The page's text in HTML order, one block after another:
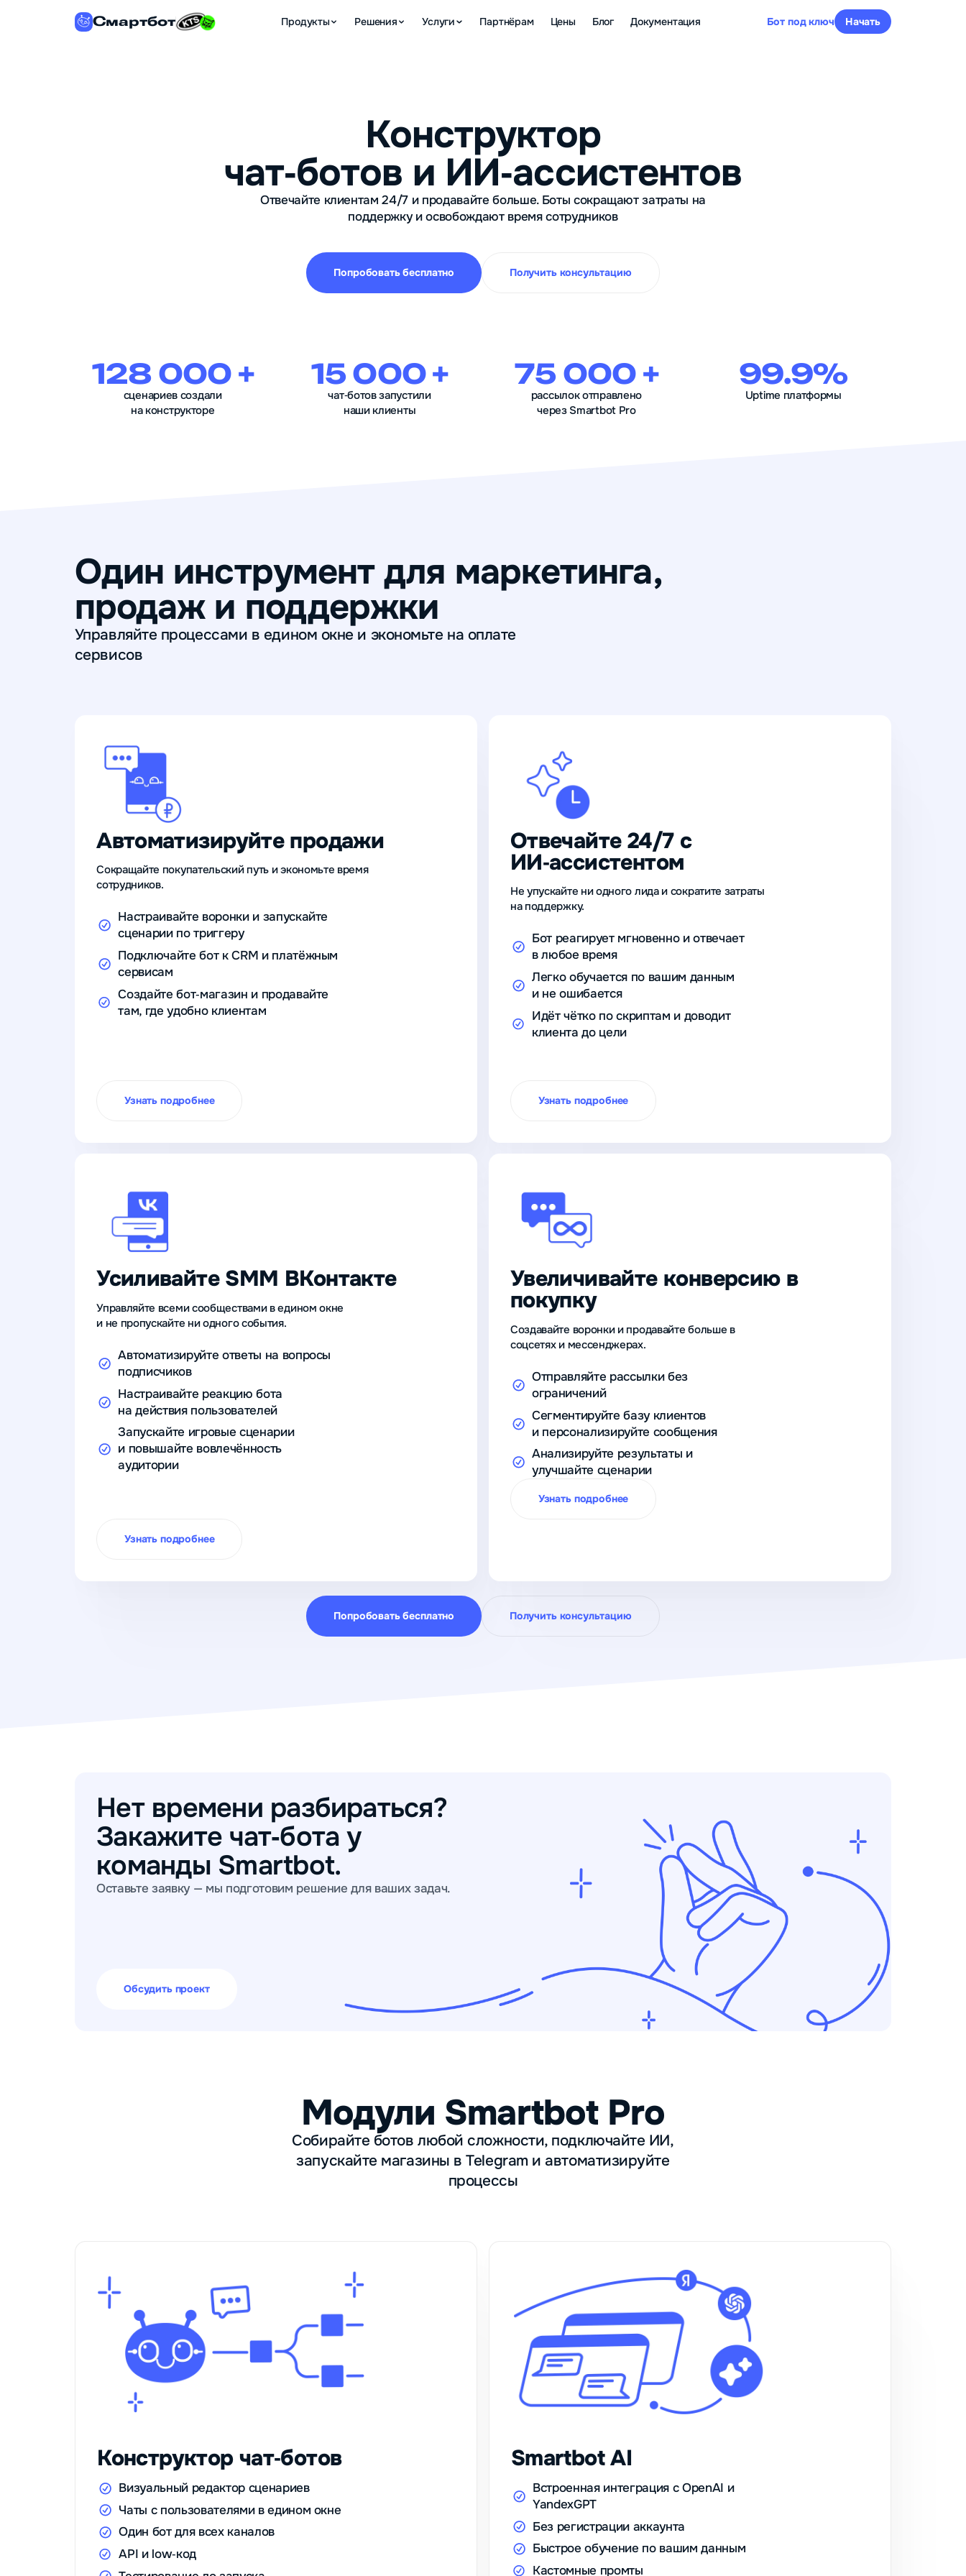
Смартбот Продукты Решения Услуги Партнёрам Цены Блог Документация Бот под ключ Начать
Конструктор
чат‑ботов и ИИ‑ассистентов
Отвечайте клиентам 24/7 и продавайте больше. Боты сокращают затраты на
поддержку и освобождают время сотрудников
Попробовать бесплатно Получить консультацию
128 000 +
сценариев создали
на конструкторе
15 000 +
чат‑ботов запустили
наши клиенты
75 000 +
рассылок отправлено
через Smartbot Pro
99.9%
Uptime платформы
Один инструмент для маркетинга,
продаж и поддержки
Управляйте процессами в едином окне и экономьте на оплате
сервисов
Автоматизируйте продажи
Сокращайте покупательский путь и экономьте время
сотрудников.
Настраивайте воронки и запускайте
сценарии по триггеру
Подключайте бот к CRM и платёжным
сервисам
Создайте бот‑магазин и продавайте
там, где удобно клиентам
Узнать подробнее
Отвечайте 24/7 с
ИИ‑ассистентом
Не упускайте ни одного лида и сократите затраты
на поддержку.
Бот реагирует мгновенно и отвечает
в любое время
Легко обучается по вашим данным
и не ошибается
Идёт чётко по скриптам и доводит
клиента до цели
Узнать подробнее
Усиливайте SMM ВКонтакте
Управляйте всеми сообществами в едином окне
и не пропускайте ни одного события.
Автоматизируйте ответы на вопросы
подписчиков
Настраивайте реакцию бота
на действия пользователей
Запускайте игровые сценарии
и повышайте вовлечённость
аудитории
Узнать подробнее
Увеличивайте конверсию в
покупку
Создавайте воронки и продавайте больше в
соцсетях и мессенджерах.
Отправляйте рассылки без
ограничений
Сегментируйте базу клиентов
и персонализируйте сообщения
Анализируйте результаты и
улучшайте сценарии
Узнать подробнее
Попробовать бесплатно Получить консультацию
Нет времени разбираться?
Закажите чат‑бота у
команды Smartbot.
Оставьте заявку — мы подготовим решение для ваших задач.
Обсудить проект
Модули Smartbot Pro
Собирайте ботов любой сложности, подключайте ИИ,
запускайте магазины в Telegram и автоматизируйте
процессы
Конструктор чат‑ботов
Визуальный редактор сценариев
Чаты с пользователями в едином окне
Один бот для всех каналов
API и low‑код
Smartbot AI
Встроенная интеграция с OpenAI и
YandexGPT
Без регистрации аккаунта
Быстрое обучение по вашим данным
Кастомные промты